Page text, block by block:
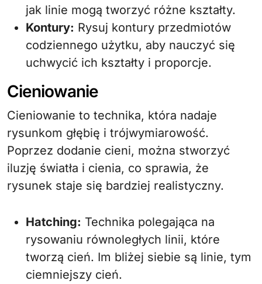
jak linie mogą tworzyć różne kształty.
Kontury: Rysuj kontury przedmiotów
codziennego użytku, aby nauczyć się
uchwycić ich kształty i proporcje.
Cieniowanie
Cieniowanie to technika, która nadaje
rysunkom głębię i trójwymiarowość.
Poprzez dodanie cieni, można stworzyć
iluzję światła i cienia, co sprawia, że
rysunek staje się bardziej realistyczny.
Hatching: Technika polegająca na
rysowaniu równoległych linii, które
tworzą cień. Im bliżej siebie są linie, tym
ciemniejszy cień.